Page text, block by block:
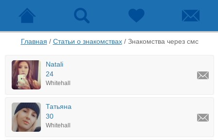
Главная / Статьи о знакомствах/ Знакомства через смс
Natali
24
Whitehall
Татьяна
30
Whitehall